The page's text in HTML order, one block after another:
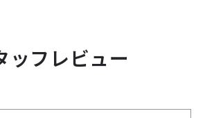
ッフレビュー